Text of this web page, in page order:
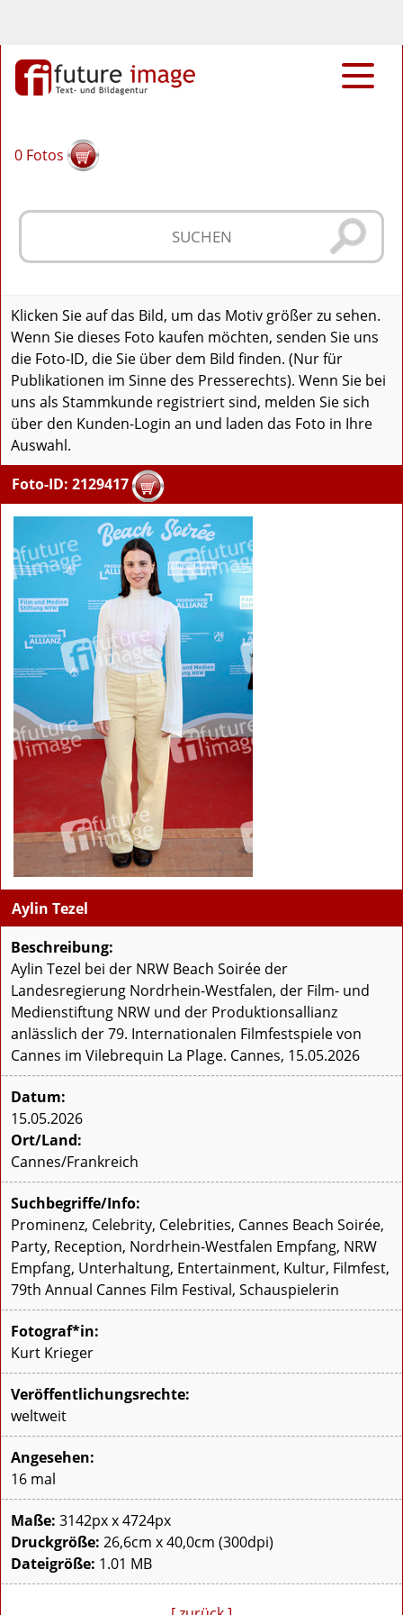
0 Fotos
Klicken Sie auf das Bild, um das Motiv größer zu sehen.
Wenn Sie dieses Foto kaufen möchten, senden Sie uns
die Foto-ID, die Sie über dem Bild finden. (Nur für
Publikationen im Sinne des Presserechts). Wenn Sie bei
uns als Stammkunde registriert sind, melden Sie sich
über den Kunden-Login an und laden das Foto in Ihre
Auswahl.
Foto-ID: 2129417
Aylin Tezel
Beschreibung:
Aylin Tezel bei der NRW Beach Soirée der
Landesregierung Nordrhein-Westfalen, der Film- und
Medienstiftung NRW und der Produktionsallianz
anlässlich der 79. Internationalen Filmfestspiele von
Cannes im Vilebrequin La Plage. Cannes, 15.05.2026
Datum:
15.05.2026
Ort/Land:
Cannes/Frankreich
Suchbegriffe/Info:
Prominenz, Celebrity, Celebrities, Cannes Beach Soirée,
Party, Reception, Nordrhein-Westfalen Empfang, NRW
Empfang, Unterhaltung, Entertainment, Kultur, Filmfest,
79th Annual Cannes Film Festival, Schauspielerin
Fotograf*in:
Kurt Krieger
Veröffentlichungsrechte:
weltweit
Angesehen:
16 mal
Maße: 3142px x 4724px
Druckgröße: 26,6cm x 40,0cm (300dpi)
Dateigröße: 1.01 MB